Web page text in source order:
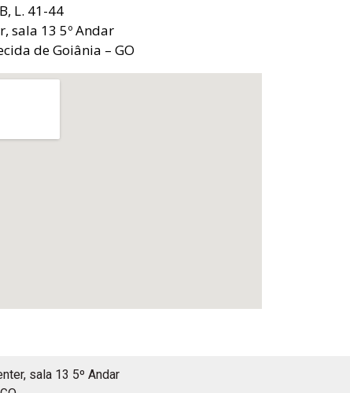
L. 41-44
sala 13 5º Andar
de Goiânia – GO
sala 13 5º Andar